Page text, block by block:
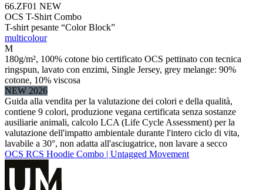
66.ZF01 NEW
OCS T-Shirt Combo
T-shirt pesante “Color Block”
multicolour
M
180g/m², 100% cotone bio certificato OCS pettinato con tecnica
ringspun, lavato con enzimi, Single Jersey, grey melange: 90%
cotone, 10% viscosa
NEW 2026
Guida alla vendita per la valutazione dei colori e della qualità,
contiene 9 colori, produzione vegana certificata senza sostanze
ausiliarie animali, calcolo LCA (Life Cycle Assessment) per la
valutazione dell'impatto ambientale durante l'intero ciclo di vita,
lavabile a 30°, non adatta all'asciugatrice, non lavare a secco
OCS RCS Hoodie Combo | Untagged Movement